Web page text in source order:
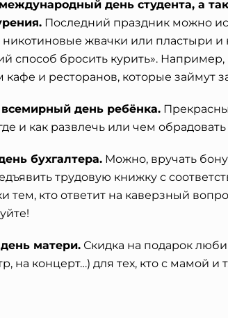
международный день студента, а
Последний праздник можно
никотиновые жвачки или пластыри и
способ бросить курить».
кафе и ресторанов, которые займут
всемирный день ребёнка.
и как развлечь или чем
бухгалтера. Можно, вручать
трудовую книжку с
тем, кто ответит на каверзный
матери. Скидка на подарок
на концерт…) для тех, кто с мамой и